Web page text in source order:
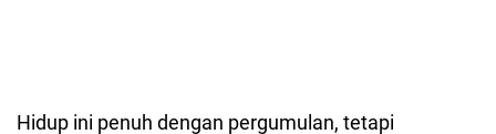
Hidup ini penuh dengan pergumulan, tetapi